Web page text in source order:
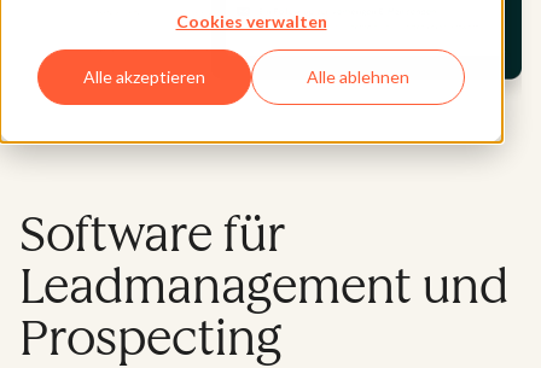
Cookies verwalten
Alle akzeptieren Alle ablehnen
Software für
Leadmanagement und
Prospecting